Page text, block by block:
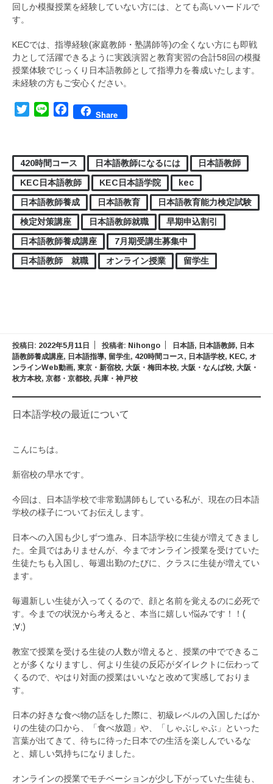
回しか模擬授業を経験していない方には、とても高いハードルで
す。
KECでは、指導経験(家庭教師・塾講師等)の全くない方にも即戦
力として活躍できるように実践演習と教育実習の合計58回の模擬
授業体験でじっくり日本語教師として指導力を養成いたします。
未経験の方もご安心ください。
TwitterLine FacebookShare
420時間コース 日本語教師になるには
日本語教師
KEC日本語教師
KEC日本語学院
kec
日本語教師養成
日本語教育
日本語教育能力検定試験
検定対策講座
日本語教師就職
早期申込割引
日本語教師養成講座
7月期受講生募集中
日本語教師 就職
オンライン授業 留学生
投稿日: 2022年5月11日 投稿者: Nihongo 日本語, 日本語教師, 日本
語教師養成講座, 日本語指導, 留学生, 420時間コース, 日本語学校, KEC, オ
ンラインWeb動画, 東京・新宿校, 大阪・梅田本校, 大阪・なんば校, 大阪・
枚方本校, 京都・京都校, 兵庫・神戸校
日本語学校の最近について
こんにちは。
新宿校の早水です。
今回は、日本語学校で非常勤講師もしている私が、現在の日本語
学校の様子についてお伝えします。
日本への入国も少しずつ進み、日本語学校に生徒が増えてきまし
た。全員ではありませんが、今までオンライン授業を受けていた
生徒たちも入国し、毎週出勤のたびに、クラスに生徒が増えてい
ます。
毎週新しい生徒が入ってくるので、顔と名前を覚えるのに必死で
す。今までの状況から考えると、本当に嬉しい悩みです！！(
;∀;)
教室で授業を受ける生徒の人数が増えると、授業の中でできるこ
とが多くなりますし、何より生徒の反応がダイレクトに伝わって
くるので、やはり対面の授業はいいなと改めて実感しておりま
す。
日本の好きな食べ物の話をした際に、初級レベルの入国したばか
りの生徒の口から、「食べ放題」や、「しゃぶしゃぶ」といった
言葉が出てきて、待ちに待った日本での生活を楽しんでいるな
と、嬉しい気持ちになりました。
オンラインの授業でモチベーションが少し下がっていた生徒も、